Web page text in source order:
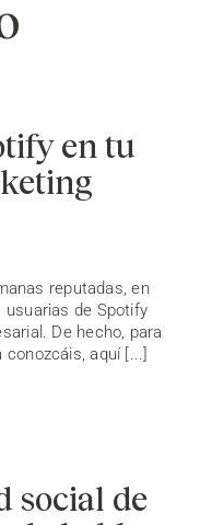
en tu
reputadas, en
usuarias de Spotify
De hecho, para
aquí [...]
social de